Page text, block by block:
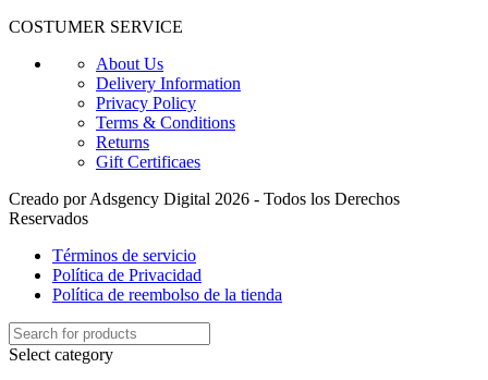
COSTUMER SERVICE
About Us
Delivery Information
Privacy Policy
Terms & Conditions
Returns
Gift Certificaes
Creado por Adsgency Digital 2026 - Todos los Derechos
Reservados
Términos de servicio
Política de Privacidad
Política de reembolso de la tienda
Select category